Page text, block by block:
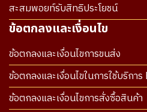
สะสมพอยท์รับสิทธิประโยชน์
ข้อตกลงและเงื่อนไข
ข้อตกลงและเงื่อนไขการขนส่ง
ข้อตกลงและเงื่อนไขในการใช้บริกา
ข้อตกลงและเงื่อนไขการสั่งซื้อสินค้า